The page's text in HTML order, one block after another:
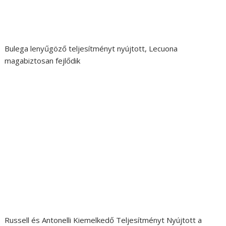
Bulega lenyűgöző teljesítményt nyújtott, Lecuona
magabiztosan fejlődik
Russell és Antonelli Kiemelkedő Teljesítményt Nyújtott a